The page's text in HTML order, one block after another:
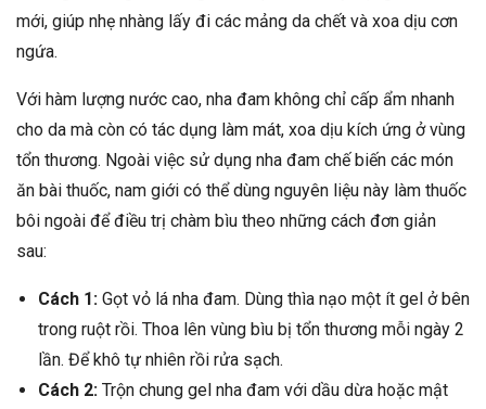
mới, giúp nhẹ nhàng lấy đi các mảng da chết và xoa dịu cơn
ngứa.
Với hàm lượng nước cao, nha đam không chỉ cấp ẩm nhanh
cho da mà còn có tác dụng làm mát, xoa dịu kích ứng ở vùng
tổn thương. Ngoài việc sử dụng nha đam chế biến các món
ăn bài thuốc, nam giới có thể dùng nguyên liệu này làm thuốc
bôi ngoài để điều trị chàm bìu theo những cách đơn giản
sau:
Cách 1: Gọt vỏ lá nha đam. Dùng thìa nạo một ít gel ở bên
trong ruột rồi. Thoa lên vùng bìu bị tổn thương mỗi ngày 2
lần. Để khô tự nhiên rồi rửa sạch.
Cách 2: Trộn chung gel nha đam với dầu dừa hoặc mật